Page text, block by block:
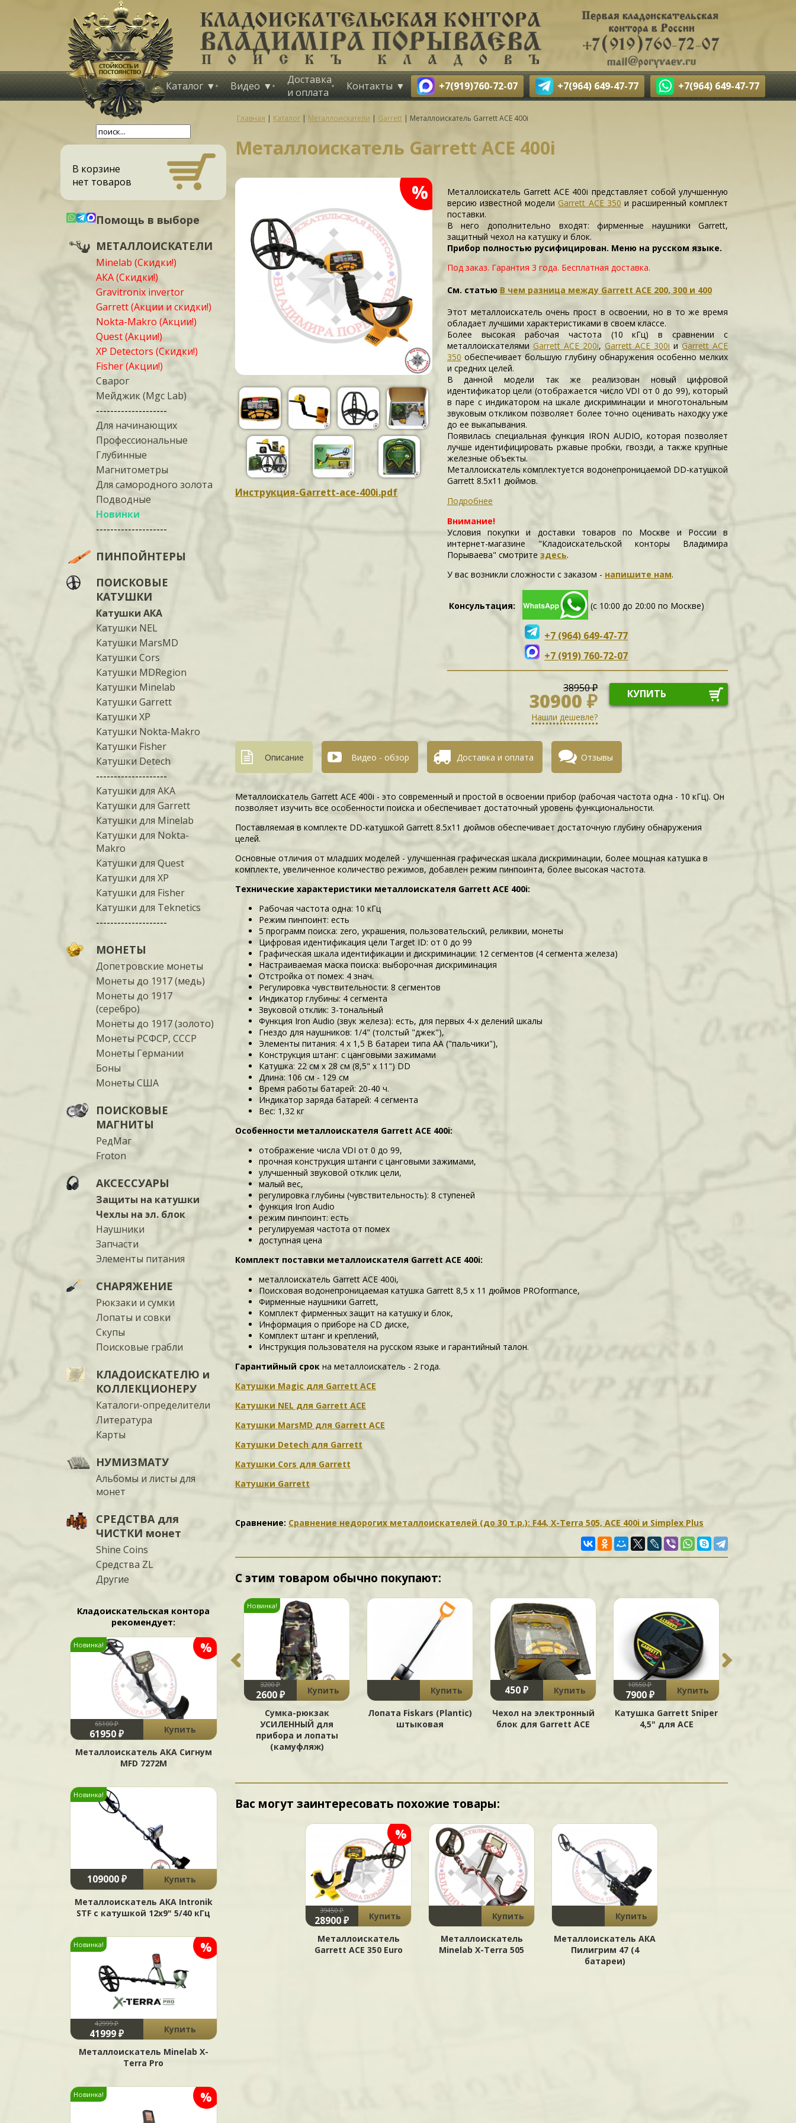
Каталог Видео
Доставка
и оплата
Контакты +7(919)760-72-07 +7(964) 649-47-77 +7(964) 649-47-77
В корзине
нет товаров
Помощь в выборе
МЕТАЛЛОИСКАТЕЛИ
Minelab (Скидки!)
АКА (Скидки!)
Gravitronix invertor
Garrett (Акции и скидки!)
Nokta-Makro (Акции!)
Quest (Акции!)
XP Detectors (Скидки!)
Fisher (Акции!)
Сварог
Мейджик (Mgc Lab)
--------------------
Для начинающих
Профессиональные
Глубинные
Магнитометры
Для самородного золота
Подводные
Новинки
--------------------
ПИНПОЙНТЕРЫ
ПОИСКОВЫЕ
КАТУШКИ
Катушки АКА
Катушки NEL
Катушки MarsMD
Катушки Cors
Катушки MDRegion
Катушки Minelab
Катушки Garrett
Катушки XP
Катушки Nokta-Makro
Катушки Fisher
Катушки Detech
--------------------
Катушки для АКА
Катушки для Garrett
Катушки для Minelab
Катушки для Nokta-
Makro
Катушки для Quest
Катушки для XP
Катушки для Fisher
Катушки для Teknetics
--------------------
МОНЕТЫ
Допетровские монеты
Монеты до 1917 (медь)
Монеты до 1917
(серебро)
Монеты до 1917 (золото)
Монеты РСФСР, СССР
Монеты Германии
Боны
Монеты США
ПОИСКОВЫЕ
МАГНИТЫ
РедМаг
Froton
АКСЕССУАРЫ
Защиты на катушки
Чехлы на эл. блок
Наушники
Запчасти
Элементы питания
СНАРЯЖЕНИЕ
Рюкзаки и сумки
Лопаты и совки
Скупы
Поисковые грабли
КЛАДОИСКАТЕЛЮ и
КОЛЛЕКЦИОНЕРУ
Каталоги-определители
Литература
Карты
НУМИЗМАТУ
Альбомы и листы для
монет
СРЕДСТВА для
ЧИСТКИ монет
Shine Coins
Средства ZL
Другие
Кладоискательская контора
рекомендует:
%
Новинка!
65100 ₽
61950 ₽
Купить
Металлоискатель АКА Сигнум
MFD 7272М
Новинка!
109000 ₽
Купить
Металлоискатель АКА Intronik
STF c катушкой 12x9" 5/40 кГц
%
Новинка!
42999 ₽
41999 ₽
Купить
Металлоискатель Minelab X-
Terra Pro
%
Новинка!
Главная | Каталог | Металлоискатели | Garrett | Металлоискатель Garrett ACE 400i
Металлоискатель Garrett ACE 400i
%
Инструкция-Garrett-ace-400i.pdf
Металлоискатель Garrett ACE 400i представляет собой улучшенную
версию известной моделиGarrett ACE 350 и расширенный комплект
поставки.
В него дополнительно входят: фирменные наушники Garrett,
защитный чехол на катушку и блок.
Прибор полностью русифицирован. Меню на русском языке.
Под заказ. Гарантия 3 года. Бесплатная доставка.
См. статью В чем разница между Garrett ACE 200, 300 и 400
Этот металлоискатель очень прост в освоении, но в то же время
обладает лучшими характеристиками в своем классе.
Более высокая рабочая частота (10 кГц) в сравнении с
металлоискателями Garrett ACE 200i, Garrett ACE 300i иGarrett ACE
350 обеспечивает большую глубину обнаружения особенно мелких
и средних целей.
В данной модели так же реализован новый цифровой
идентификатор цели (отображается число VDI от 0 до 99), который
в паре с индикатором на шкале дискриминации и многотональным
звуковым откликом позволяет более точно оценивать находку уже
до ее выкапывания.
Появилась специальная функция IRON AUDIO, которая позволяет
лучше идентифицировать ржавые пробки, гвозди, а также крупные
железные объекты.
Металлоискатель комплектуется водонепроницаемой DD-катушкой
Garrett 8.5x11 дюймов.
Подробнее
Внимание!
Условия покупки и доставки товаров по Москве и России в
интернет-магазине "Кладоискательской конторы Владимира
Порываева" смотрите здесь.
У вас возникли сложности c заказом - напишите нам.
Консультация: (с 10:00 до 20:00 по Москве)
+7 (964) 649-47-77
+7 (919) 760-72-07
38950 ₽
30900 ₽ КУПИТЬ
Нашли дешевле?
Описание Видео - обзор Доставка и оплата Отзывы
Металлоискатель Garrett ACE 400i - это современный и простой в освоении прибор (рабочая частота одна - 10 кГц). Он
позволяет изучить все особенности поиска и обеспечивает достаточный уровень функциональности.
Поставляемая в комплекте DD-катушкой Garrett 8.5x11 дюймов обеспечивает достаточную глубину обнаружения
целей.
Основные отличия от младших моделей - улучшенная графическая шкала дискриминации, более мощная катушка в
комплекте, увеличенное количество режимов, добавлен режим пинпоинта, более высокая частота.
Технические характеристики металлоискателя Garrett ACE 400i:
Рабочая частота одна: 10 кГц
Режим пинпоинт: есть
5 программ поиска: zero, украшения, пользовательский, реликвии, монеты
Цифровая идентификация цели Target ID: от 0 до 99
Графическая шкала идентификации и дискриминации: 12 сегментов (4 сегмента железа)
Настраиваемая маска поиска: выборочная дискриминация
Отстройка от помех: 4 знач.
Регулировка чувствительности: 8 сегментов
Индикатор глубины: 4 сегмента
Звуковой отклик: 3-тональный
Функция Iron Audio (звук железа): есть, для первых 4-х делений шкалы
Гнездо для наушников: 1/4" (толстый "джек"),
Элементы питания: 4 х 1,5 В батареи типа АА ("пальчики"),
Конструкция штанг: с цанговыми зажимами
Катушка: 22 см x 28 см (8,5" x 11") DD
Длина: 106 см - 129 см
Время работы батарей: 20-40 ч.
Индикатор заряда батарей: 4 сегмента
Вес: 1,32 кг
Особенности металлоискателя Garrett ACE 400i:
отображение числа VDI от 0 до 99,
прочная конструкция штанги с цанговыми зажимами,
улучшенный звуковой отклик цели,
малый вес,
регулировка глубины (чувствительность): 8 ступеней
функция Iron Audio
режим пинпоинт: есть
регулируемая частота от помех
доступная цена
Комплект поставки металлоискателя Garrett ACE 400i:
металлоискатель Garrett ACE 400i,
Поисковая водонепроницаемая катушка Garrett 8,5 х 11 дюймов PROformance,
Фирменные наушники Garrett,
Комплект фирменных защит на катушку и блок,
Информация о приборе на CD диске,
Комплект штанг и креплений,
Инструкция пользователя на русском языке и гарантийный талон.
Гарантийный срок на металлоискатель - 2 года.
Катушки Magic для Garrett ACE
Катушки NEL для Garrett ACE
Катушки MarsMD для Garrett ACE
Катушки Detech для Garrett
Катушки Cors для Garrett
Катушки Garrett
Сравнение: Сравнение недорогих металлоискателей (до 30 т.р.): F44, X-Terra 505, ACE 400i и Simplex Plus
С этим товаром обычно покупают:
Tough PROformance
6,5x9" для ACE
15800 ₽
8200 ₽
Катушка Nel Tornado
12х13" для Garrett ACE
Новинка!
3200 ₽
2600 ₽
Купить
Сумка-рюкзак
УСИЛЕННЫЙ для
прибора и лопаты
(камуфляж)
Купить
Лопата Fiskars (Plantic)
штыковая
450 ₽
Купить
Чехол на электронный
блок для Garrett ACE
10550 ₽
7900 ₽
Купить
Катушка Garrett Sniper
4,5" для ACE
Вас могут заинтересовать похожие товары:
%
39450 ₽
28900 ₽
Купить
Металлоискатель
Garrett ACE 350 Euro
Купить
Металлоискатель
Minelab X-Terra 505
Купить
Металлоискатель АКА
Пилигрим 47 (4
батареи)